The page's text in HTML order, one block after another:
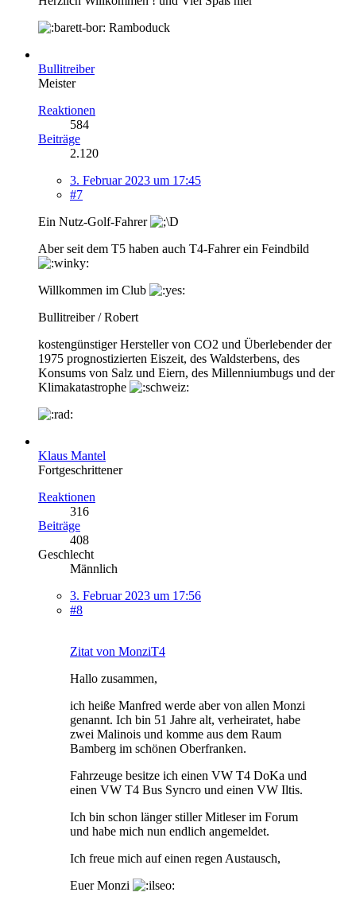
Ramboduck
Bullitreiber
Meister
Reaktionen
584
Beiträge
2.120
3. Februar 2023 um 17:45
#7
Ein Nutz-Golf-Fahrer
Aber seit dem T5 haben auch T4-Fahrer ein Feindbild
Willkommen im Club
Bullitreiber / Robert
kostengünstiger Hersteller von CO2 und Überlebender der
1975 prognostizierten Eiszeit, des Waldsterbens, des
Konsums von Salz und Eiern, des Millenniumbugs und der
Klimakatastrophe
Klaus Mantel
Fortgeschrittener
Reaktionen
316
Beiträge
408
Geschlecht
Männlich
3. Februar 2023 um 17:56
#8
Zitat von MonziT4
Hallo zusammen,
ich heiße Manfred werde aber von allen Monzi
genannt. Ich bin 51 Jahre alt, verheiratet, habe
zwei Malinois und komme aus dem Raum
Bamberg im schönen Oberfranken.
Fahrzeuge besitze ich einen VW T4 DoKa und
einen VW T4 Bus Syncro und einen VW Iltis.
Ich bin schon länger stiller Mitleser im Forum
und habe mich nun endlich angemeldet.
Ich freue mich auf einen regen Austausch,
Euer Monzi